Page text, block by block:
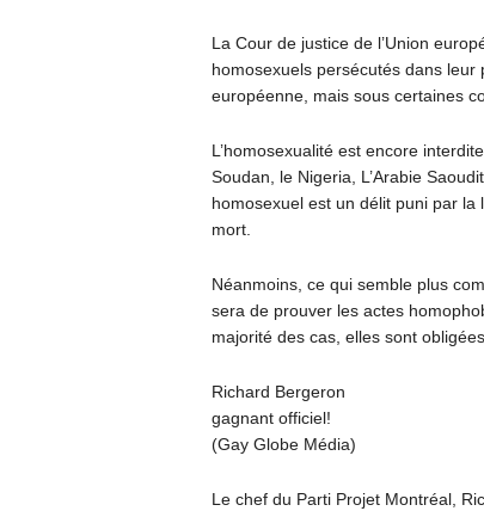
La Cour de justice de l’Union
homosexuels persécutés dans leur
européenne, mais sous certaines
L’homosexualité est encore
Soudan, le Nigeria, L’Arabie
homosexuel est un délit puni par
mort.
Néanmoins, ce qui semble plus
sera de prouver les actes
majorité des cas, elles sont
Richard Bergeron
gagnant officiel!
(Gay Globe Média)
Le chef du Parti Projet Montréal,